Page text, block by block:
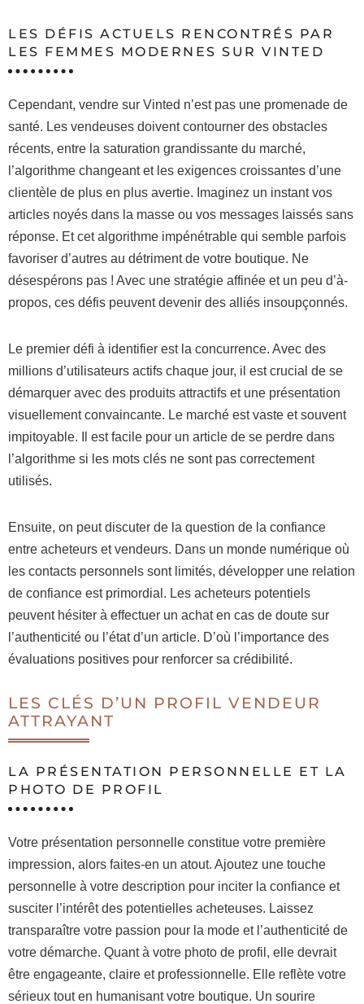
LES DÉFIS ACTUELS RENCONTRÉS PAR
LES FEMMES MODERNES SUR VINTED
Cependant, vendre sur Vinted n’est pas une promenade de
santé. Les vendeuses doivent contourner des obstacles
récents, entre la saturation grandissante du marché,
l’algorithme changeant et les exigences croissantes d’une
clientèle de plus en plus avertie. Imaginez un instant vos
articles noyés dans la masse ou vos messages laissés sans
réponse. Et cet algorithme impénétrable qui semble parfois
favoriser d’autres au détriment de votre boutique. Ne
désespérons pas ! Avec une stratégie affinée et un peu d’à-
propos, ces défis peuvent devenir des alliés insoupçonnés.
Le premier défi à identifier est la concurrence. Avec des
millions d’utilisateurs actifs chaque jour, il est crucial de se
démarquer avec des produits attractifs et une présentation
visuellement convaincante. Le marché est vaste et souvent
impitoyable. Il est facile pour un article de se perdre dans
l’algorithme si les mots clés ne sont pas correctement
utilisés.
Ensuite, on peut discuter de la question de la confiance
entre acheteurs et vendeurs. Dans un monde numérique où
les contacts personnels sont limités, développer une relation
de confiance est primordial. Les acheteurs potentiels
peuvent hésiter à effectuer un achat en cas de doute sur
l’authenticité ou l’état d’un article. D’où l’importance des
évaluations positives pour renforcer sa crédibilité.
LES CLÉS D’UN PROFIL VENDEUR
ATTRAYANT
LA PRÉSENTATION PERSONNELLE ET LA
PHOTO DE PROFIL
Votre présentation personnelle constitue votre première
impression, alors faites-en un atout. Ajoutez une touche
personnelle à votre description pour inciter la confiance et
susciter l’intérêt des potentielles acheteuses. Laissez
transparaître votre passion pour la mode et l’authenticité de
votre démarche. Quant à votre photo de profil, elle devrait
être engageante, claire et professionnelle. Elle reflète votre
sérieux tout en humanisant votre boutique. Un sourire